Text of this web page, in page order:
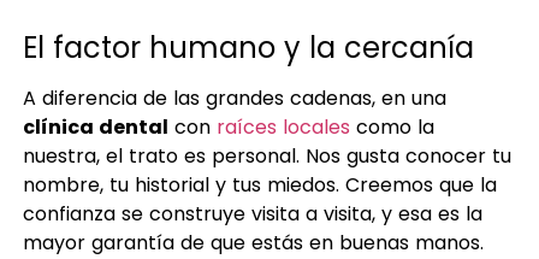
El factor humano y la cercanía
A diferencia de las grandes cadenas, en una
clínica dental con raíces locales como la
nuestra, el trato es personal. Nos gusta conocer tu
nombre, tu historial y tus miedos. Creemos que la
confianza se construye visita a visita, y esa es la
mayor garantía de que estás en buenas manos.